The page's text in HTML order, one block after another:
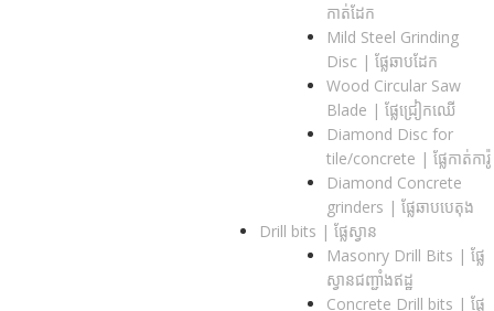
កាត់ដែក
Mild Steel Grinding
Disc | ផ្លែឆាបដែក
Wood Circular Saw
Blade | ផ្លែជ្រៀកឈើ
Diamond Disc for
tile/concrete​ | ផ្លែកាត់ការ៉ូ
Diamond Concrete
grinders | ផ្លែឆាបបេតុង
Drill bits |​ ផ្លែស្វាន
Masonry Drill Bits |​ ផ្លែ
ស្វានជញ្ជាំងឥដ្ឋ
Concrete Drill bits |​ ផ្លែ